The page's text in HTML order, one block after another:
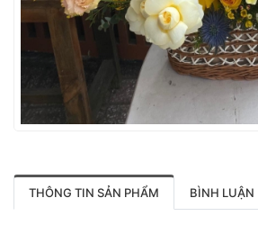
THÔNG TIN SẢN PHẨM BÌNH LUẬN